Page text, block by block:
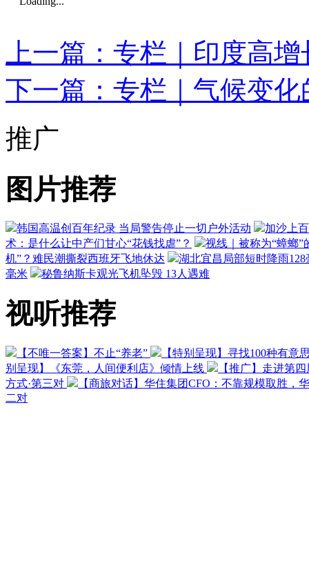
上一篇：专栏｜印度高
下一篇：专栏｜气候变化
推广
图片推荐
韩国高温创百年纪录 当局警告停止一切户外活动
加沙上
术：是什么让中产们甘心“花钱找虐”？
视线｜被称为“蟑螂
机”？难民潮撕裂西班牙飞地休达
湖北宜昌局部短时降雨
毫米
秘鲁纳斯卡观光飞机坠毁 13人遇难
视听推荐
【不唯一答案】不止“养老”
【特别呈现】寻找100种有意
别呈现】《东莞，人间便利店》倾情上线
【推广】走进第
方式·第三对
【商旅对话】华住集团CFO：不靠规模取胜，
二对